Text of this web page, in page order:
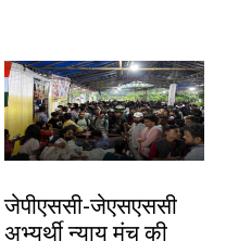
जेपीएससी-जेएसएससी
अभ्यर्थी न्याय मंच की